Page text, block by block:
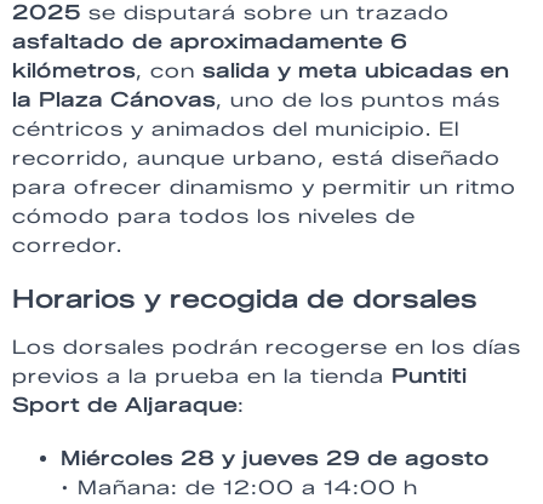
2025 se disputará sobre un trazado
asfaltado de aproximadamente 6
kilómetros, con salida y meta ubicadas en
la Plaza Cánovas, uno de los puntos más
céntricos y animados del municipio. El
recorrido, aunque urbano, está diseñado
para ofrecer dinamismo y permitir un ritmo
cómodo para todos los niveles de
corredor.
Horarios y recogida de dorsales
Los dorsales podrán recogerse en los días
previos a la prueba en la tienda Puntiti
Sport de Aljaraque:
Miércoles 28 y jueves 29 de agosto
• Mañana: de 12:00 a 14:00 h